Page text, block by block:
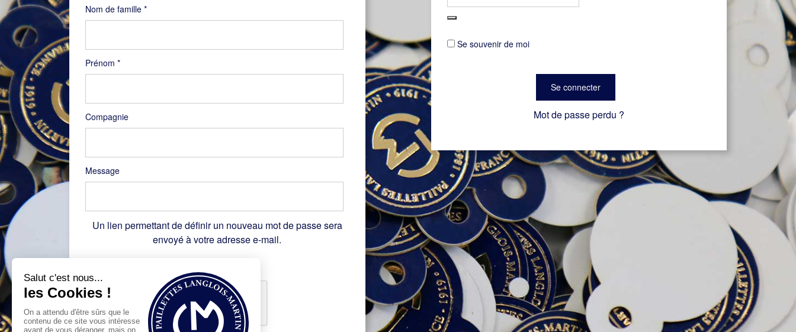
Se souvenir de moi
Se connecter
Mot de passe perdu ?
Nom de famille *
Prénom *
Compagnie
Message
Un lien permettant de définir un nouveau mot de passe sera
envoyé à votre adresse e-mail.